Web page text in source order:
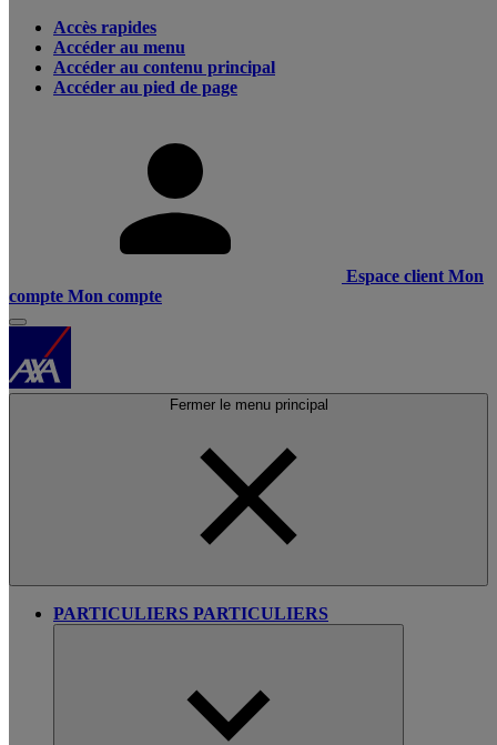
Accès rapides
Accéder au menu
Accéder au contenu principal
Accéder au pied de page
Espace client Mon
compte Mon compte
Fermer le menu principal
PARTICULIERS PARTICULIERS